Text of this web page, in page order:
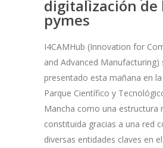
digitalización de
pymes
I4CAMHub (Innovation for
and Advanced Manufacturing)
presentado esta mañana en
Parque Científico y
Mancha como una estructura
constituida gracias a una red
diversas entidades claves en